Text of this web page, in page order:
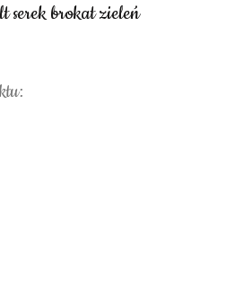
serek brokat zieleń